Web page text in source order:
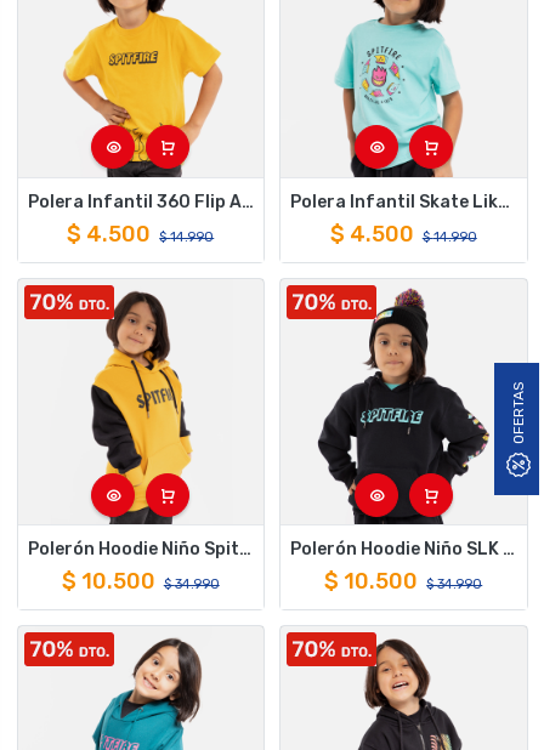
OFERTAS
Polera Infantil 360 Flip Amarillo Spitfire
$ 4.500 $14.990
Polera Infantil Skate Like A Girl Turquesa Spitfire
$ 4.500 $14.990
Polerón Hoodie Niño Spitfire Negro Amarillo
$ 10.500 $34.990
Polerón Hoodie Niño SLK Spitfire Negro
$ 10.500 $34.990